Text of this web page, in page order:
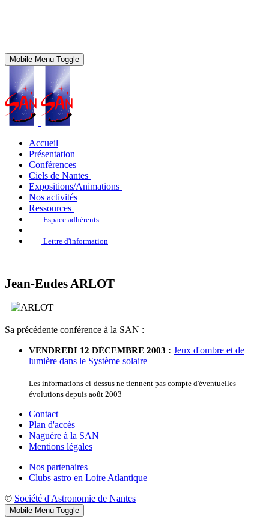
Mobile Menu Toggle
Accueil
Présentation
Conférences
Ciels de Nantes
Expositions/Animations
Nos activités
Ressources
Espace adhérents
Lettre d'information
Jean-Eudes ARLOT
Sa précédente conférence à la SAN :
VENDREDI 12 DÉCEMBRE 2003 : Jeux d'ombre et de
lumière dans le Système solaire
Les informations ci-dessus ne tiennent pas compte d'éventuelles
évolutions depuis août 2003
Contact
Plan d'accès
Naguère à la SAN
Mentions légales
Nos partenaires
Clubs astro en Loire Atlantique
© Société d'Astronomie de Nantes
Mobile Menu Toggle